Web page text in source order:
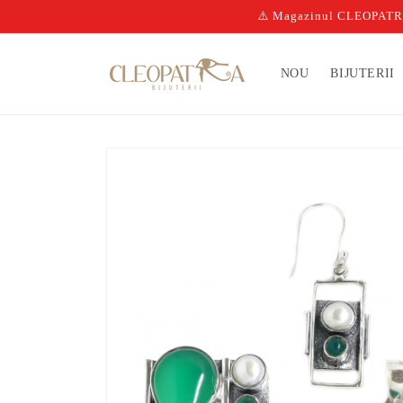
⚠️ Magazinul
NOU BIJUTERII